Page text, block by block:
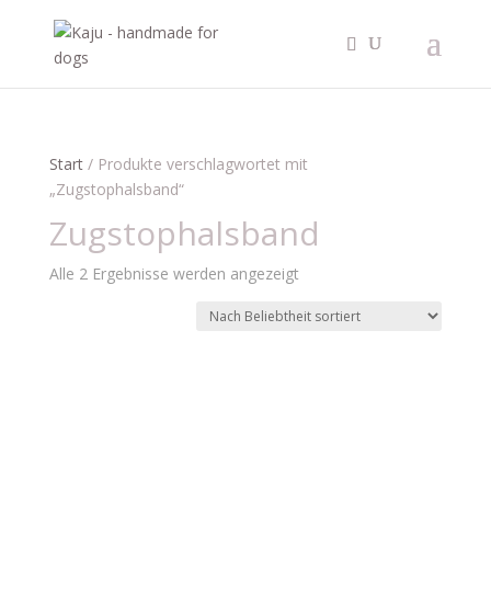
Start/ Produkte verschlagwortet mit
„Zugstophalsband“
Zugstophalsband
Alle 2 Ergebnisse werden angezeigtNach
sortiert